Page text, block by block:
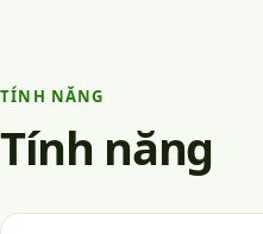
TÍNH NĂNG
Tính năng